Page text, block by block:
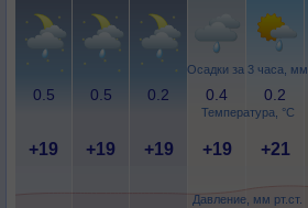
Осадки за 3 часа, мм
Температура, °C
Давление, мм рт.ст.
0.5 0.5 0.2 0.4 0.2
+19 +19 +19 +19 +21